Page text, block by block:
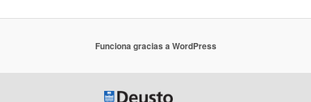
Funciona gracias a WordPress